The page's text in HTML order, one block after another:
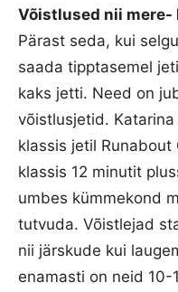
Võistlused nii mere-
Pärast seda, kui
saada tipptasemel
kaks jetti. Need on
võistlusjetid.
klassis jetil Runabout
klassis 12 minutit
umbes kümmekond
tutvuda. Võistlejad
nii järskude kui
enamasti on neid 10-